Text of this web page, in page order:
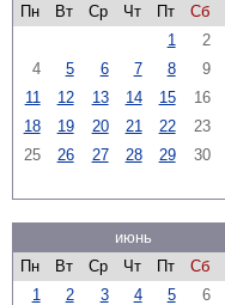
Пн
Вт Ср Чт Пт Сб
1
2
4
5 6 7 8 9
11
12 13 14 15 16
18
19 20 21 22 23
25
26 27 28 29 30
июнь
Пн
Вт Ср Чт Пт Сб
1
2 3 4 5 6